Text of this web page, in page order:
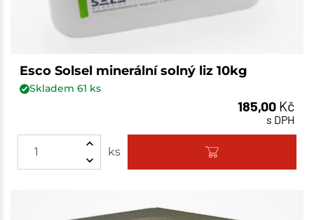
Esco Solsel minerální solný liz 10kg
Skladem 61 ks
185,00 Kč
s DPH
ks